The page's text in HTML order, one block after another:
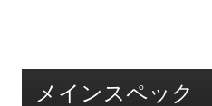
メインスペック